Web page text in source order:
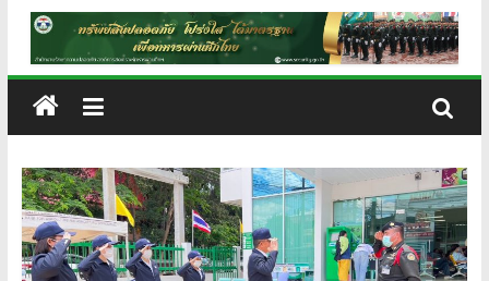
ศรีนครินทรวิโรฒ
การทงทะเบียน แอป รปภ.สปภ.
เลขานุการ อผศ. และคุณปริศนา กล่ำ
พินิจ พร้อมด้วยสื่อมวลชน เข้าเยี่ยมชม
ปลอดภัย อผศ.
รักษาความปลอดภัย ตรวจเยี่ยมการ
ปฏิบัติงานเจ้าหน้าที่รักษาความปลอดภัย
ณ สวนวชิรเบญจทัศ (สวนรถไฟ)
รักษา
ความ
ปลอดภัย
อผศ.
ทรัพย์สิน